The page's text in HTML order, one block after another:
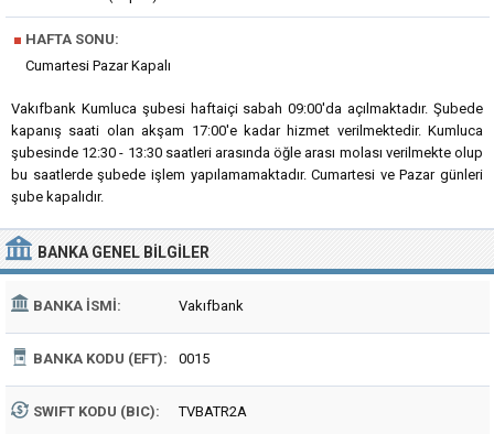
■ HAFTA SONU:
Cumartesi Pazar Kapalı
Vakıfbank Kumluca şubesi haftaiçi sabah 09:00'da açılmaktadır. Şubede
kapanış saati olan akşam 17:00'e kadar hizmet verilmektedir. Kumluca
şubesinde 12:30 - 13:30 saatleri arasında öğle arası molası verilmekte olup
bu saatlerde şubede işlem yapılamamaktadır. Cumartesi ve Pazar günleri
şube kapalıdır.
BANKA GENEL BILGILER
BANKA İSMI: Vakıfbank
BANKA KODU (EFT): 0015
SWIFT KODU (BIC): TVBATR2A